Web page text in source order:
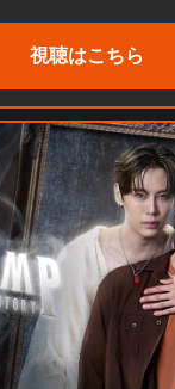
視聴はこちら